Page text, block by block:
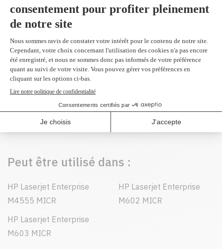
Produit(s) alternatif(s)
Réusiné supérieur en
remplacement du 02-
81351-001
399,40 $)
Peut être utilisé dans :
HP Laserjet Enterprise
M4555 MICR
HP Laserjet Enterprise
M602 MICR
HP Laserjet Enterprise
M603 MICR